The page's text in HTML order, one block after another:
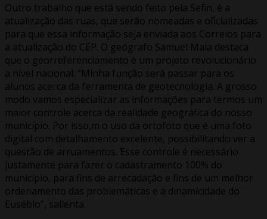
Outro trabalho que está sendo feito pela Sefin, é a
atualização das ruas, que serão nomeadas e oficializadas
para que essa informação seja enviada aos Correios para
a atualização do CEP. O geógrafo Samuel Maia destaca
que o georreferenciamento é um projeto revolucionário
a nível nacional. “Minha função será passar para os
alunos acerca da ferramenta de geotecnologia. A grosso
modo vamos especializar as informações para termos um
maior controle acerca da realidade geográfica do nosso
município. Por isso,m o uso da ortofoto que é uma foto
digital com detalhamento excelente, possibilitando ver a
questão de arruamentos. Esse controle é necessário
justamente para fazer o cadastramento 100% do
município, para fins de arrecadação e fins de um melhor
ordenamento das problemáticas e a dinamicidade do
Eusébio”, salienta.